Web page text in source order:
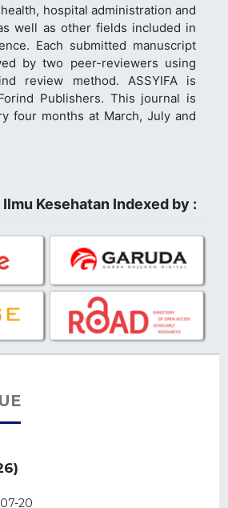
hospital administration and
well as other fields included in
Each submitted manuscript
by two peer-reviewers using
review method. ASSYIFA is
Publishers. This journal is
four months at March, July and
Ilmu Kesehatan Indexed by :
20